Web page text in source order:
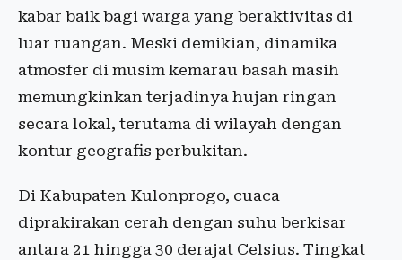
kabar baik bagi warga yang beraktivitas di
luar ruangan. Meski demikian, dinamika
atmosfer di musim kemarau basah masih
memungkinkan terjadinya hujan ringan
secara lokal, terutama di wilayah dengan
kontur geografis perbukitan.
Di Kabupaten Kulonprogo, cuaca
diprakirakan cerah dengan suhu berkisar
antara 21 hingga 30 derajat Celsius. Tingkat